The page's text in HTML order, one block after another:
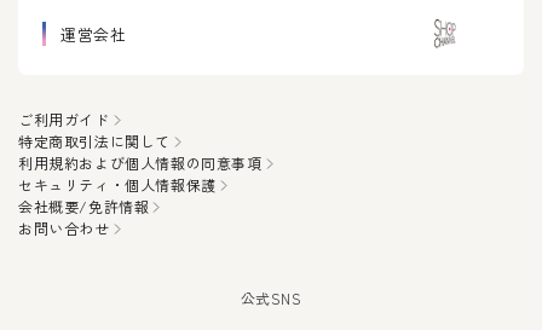
運営会社
ご利用ガイド
特定商取引法に関して
利用規約および個人情報の同意事項
セキュリティ・個人情報保護
会社概要/免許情報
お問い合わせ